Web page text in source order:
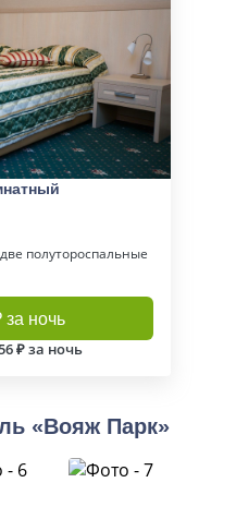
полутороспальные
за ночь
₽ за ночь
«Вояж Парк»